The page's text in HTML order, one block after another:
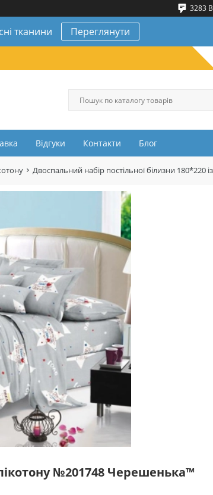
3283
тканини Переглянути
Відгуки Контакти Блог
Двоспальний набір постільної білизни
№201748 Черешенька™